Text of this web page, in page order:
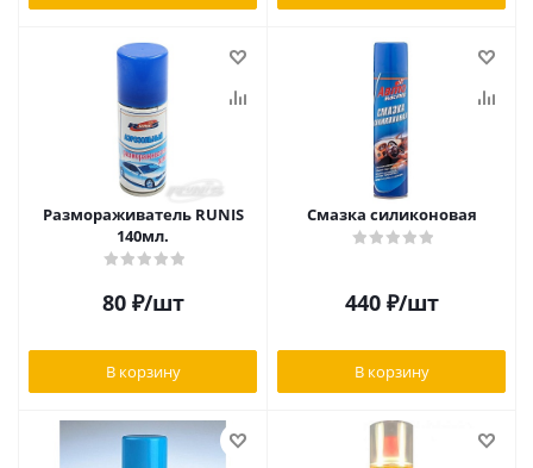
Размораживатель RUNIS
140мл.
80₽/шт
В корзину
Смазка силиконовая
440₽/шт
В корзину